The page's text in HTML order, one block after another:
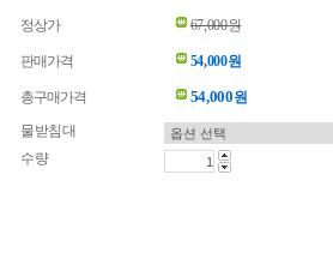
정상가 67,000원
판매가격 54,000원
총구매가격 54,000원
물받침대
수량